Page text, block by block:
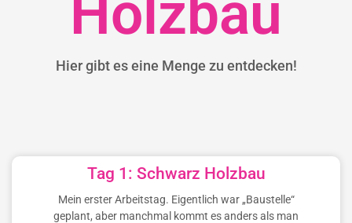
Holzbau
Hier gibt es eine Menge zu entdecken!
Tag 1: Schwarz Holzbau
Mein erster Arbeitstag. Eigentlich war „Baustelle“
geplant, aber manchmal kommt es anders als man